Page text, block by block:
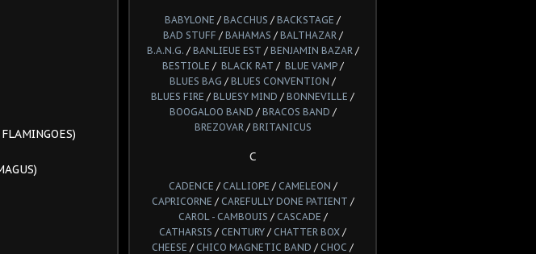
BABYLONE / BACCHUS / BACKSTAGE /
BAD STUFF / BAHAMAS / BALTHAZAR/
B.A.N.G. / BANLIEUE EST / BENJAMIN BAZAR/
BESTIOLE / BLACK RAT / BLUE VAMP/
BLUES BAG / BLUES CONVENTION /
BLUES FIRE / BLUESY MIND / BONNEVILLE /
BOOGALOO BAND / BRACOS BAND /
BREZOVAR/ BRITANICUS
C
CADENCE / CALLIOPE / CAMELEON /
CAPRICORNE / CAREFULLY DONE PATIENT /
CAROL - CAMBOUIS / CASCADE /
CATHARSIS / CENTURY / CHATTER BOX /
CHEESE / CHICO MAGNETIC BAND / CHOC /